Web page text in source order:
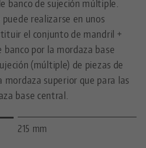
banco de sujeción múltiple.
realizarse en unos
el conjunto de mandril +
por la mordaza base
(múltiple) de piezas de
superior que para las
base central.
215 mm